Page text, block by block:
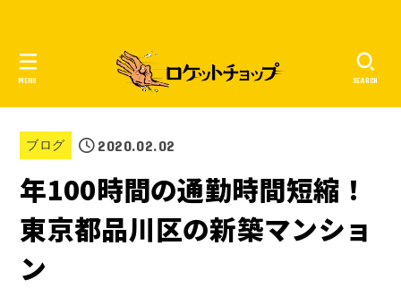
SEARCH
MENU
ブログ 2020.02.02
年100時間の通勤時間短縮！
東京都品川区の新築マンショ
ン